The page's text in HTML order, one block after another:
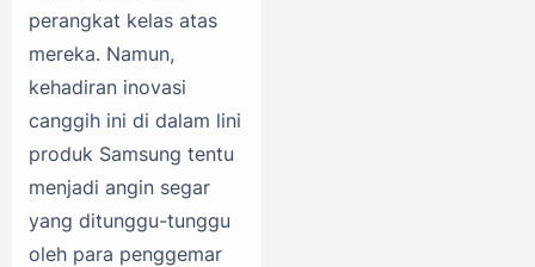
perangkat kelas atas
mereka. Namun,
kehadiran inovasi
canggih ini di dalam lini
produk Samsung tentu
menjadi angin segar
yang ditunggu-tunggu
oleh para penggemar